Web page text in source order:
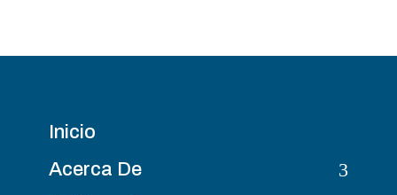
Inicio
Acerca De
3